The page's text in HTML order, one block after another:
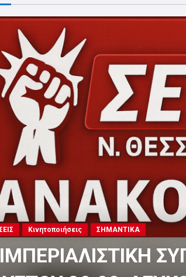
ΑΝΑΚΟΙΝΩΣΕΙΣ Καταγγελία ΣΗΜΑΝΤΙΚΑ
Διασφάλιση